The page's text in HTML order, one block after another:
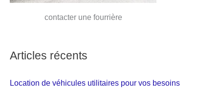
contacter une fourrière
Articles récents
Location de véhicules utilitaires pour vos besoins